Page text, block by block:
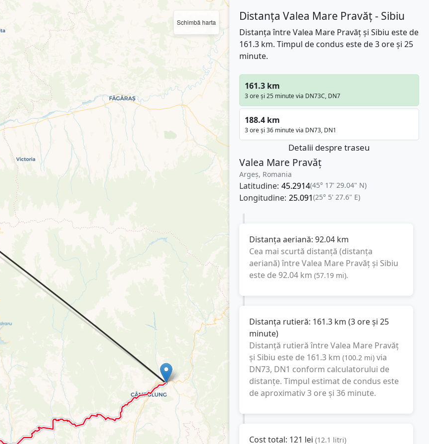
Schimbă harta Distanța Valea Mare Pravăț - Sibiu
Distanța între Valea Mare Pravăț și Sibiu este de
161.3 km. Timpul de condus este de 3 ore și 25
minute.
161.3 km
3 ore și 25 minute via DN73C, DN7
188.4 km
3 ore și 36 minute via DN73, DN1
Detalii despre traseu
Valea Mare Pravăț
Argeș, Romania
Latitudine: 45.2914(45° 17' 29.04" N)
Longitudine: 25.091(25° 5' 27.6" E)
Distanța aeriană: 92.04 km
Cea mai scurtă distanță (distanța
aeriană) întreValea Mare Pravățși Sibiu
este de 92.04 km (57.19 mi).
Distanța rutieră: 161.3 km (3 ore și 25
minute)
Distanță rutieră întreValea Mare Pravăț
și Sibiu este de 161.3 km (100.2 mi) via
DN73, DN1 conform calculatorului de
distanțe. Timpul estimat de condus este
de aproximativ3 ore și 36 minute.
Cost total: 121 lei (12.1 litri)